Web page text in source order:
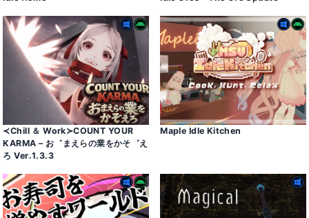
≺Chill ＆ Work≻COUNT YOUR
KARMA – お゛まえらの業をかそ゛え
ろ Ver․1․3․3
Maple Idle Kitchen